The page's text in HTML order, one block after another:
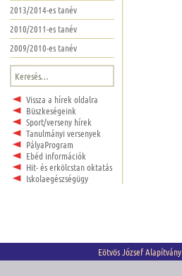
2013/2014-es tanév
2010/2011-es tanév
2009/2010-es tanév
Keresés:
Vissza a hírek oldalra
Büszkeségeink
Sport/verseny hírek
Tanulmányi versenyek
PályaProgram
Ebéd információk
Hit- és erkölcstan oktatás
Iskolaegészségügy
Eötvös József Alapítvány